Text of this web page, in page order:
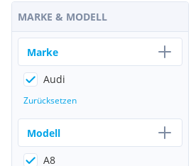
MARKE & MODELL
Marke
Audi
Zurücksetzen
Modell
A8